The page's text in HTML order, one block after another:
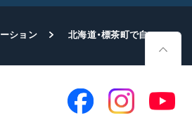
ション 北海道・標茶町で自然との対話展